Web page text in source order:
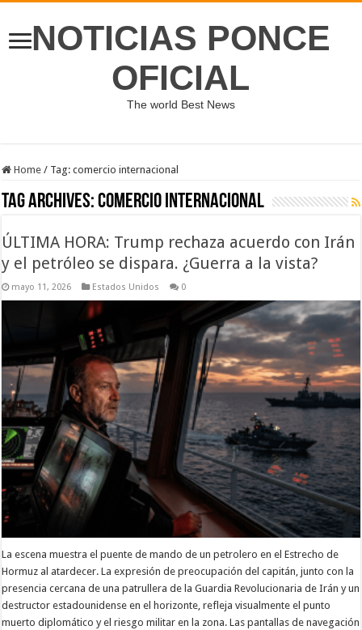
NOTICIAS PONCE
OFICIAL
The world Best News
Home / Tag:comercio internacional
Tag Archives:comercio internacional
ÚLTIMA HORA: Trump rechaza acuerdo con Irán
y el petróleo se dispara. ¿Guerra a la vista?
mayo 11, 2026 Estados Unidos 0
La escena muestra el puente de mando de un petrolero en el Estrecho de
Hormuz al atardecer. La expresión de preocupación del capitán, junto con la
presencia cercana de una patrullera de la Guardia Revolucionaria de Irán y un
destructor estadounidense en el horizonte, refleja visualmente el punto
muerto diplomático y el riesgo militar en la zona. Las pantallas de navegación